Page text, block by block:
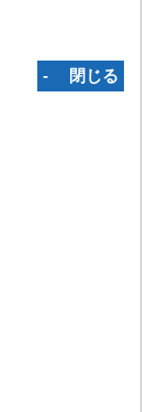
‐ 閉じる